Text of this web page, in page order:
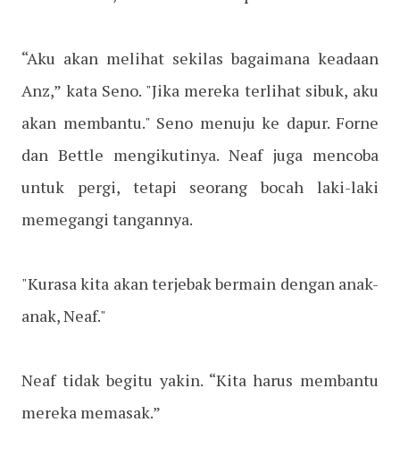
“Aku akan melihat sekilas bagaimana keadaan
Anz,” kata Seno. "Jika mereka terlihat sibuk, aku
akan membantu." Seno menuju ke dapur. Forne
dan Bettle mengikutinya. Neaf juga mencoba
untuk pergi, tetapi seorang bocah laki-laki
memegangi tangannya.
"Kurasa kita akan terjebak bermain dengan anak-
anak, Neaf."
Neaf tidak begitu yakin. “Kita harus membantu
mereka memasak.”